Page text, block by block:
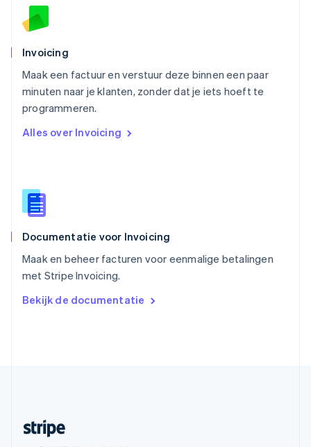
Invoicing
Maak een factuur en verstuur deze binnen een paar
minuten naar je klanten, zonder dat je iets hoeft te
programmeren.
Alles over Invoicing
Documentatie voor Invoicing
Maak en beheer facturen voor eenmalige betalingen
met Stripe Invoicing.
Bekijk de documentatie
Polen
English
Português
English
Singapore
English简体中文
EnglishItaliano
Español
Thailand
Tsjechië
Vasteland van China
简体中文 English
English